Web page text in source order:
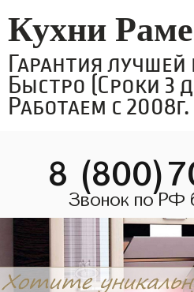
Кухни
Гарантия
Быстро (Сроки 3
Работаем с 2008г.
8
Звонок по РФ